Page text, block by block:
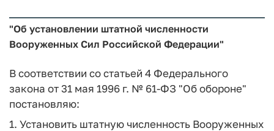
"Об установлении штатной численности
Вооруженных Сил Российской Федерации"
В соответствии со статьей 4 Федерального
закона от 31 мая 1996 г. № 61-ФЗ "Об обороне"
постановляю:
1. Установить штатную численность Вооруженных